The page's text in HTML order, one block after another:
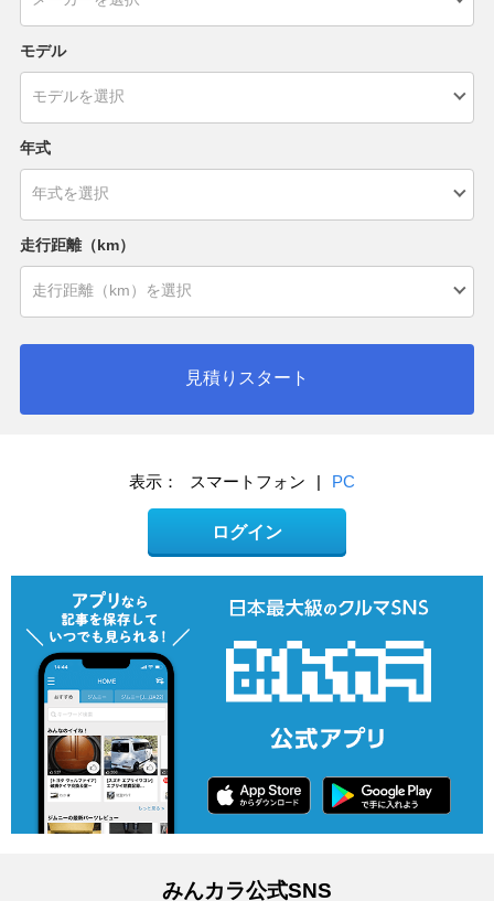
モデル
年式
走行距離（km）
見積りスタート
表示： スマートフォン | PC
ログイン
みんカラ公式SNS